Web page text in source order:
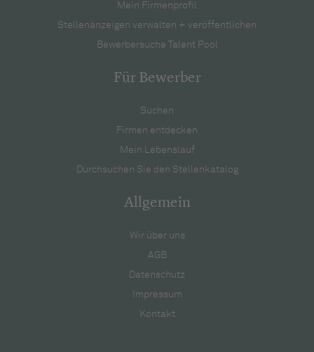
Mein Firmenprofil
Stellenanzeigen verwalten + veröffentlichen
Bewerbersuche Talent Pool
Für Bewerber
Suchen
Firmen entdecken
Mein Lebenslauf
Durchsuchen Sie den Stellenkatalog
Allgemein
Wir über uns
AGB
Datenschutz
Impressum
Kontakt